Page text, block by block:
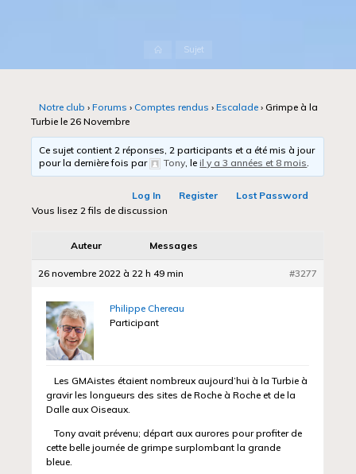
AccueilSujet
Notre club › Forums › Comptes rendus › Escalade › Grimpe à la
Turbie le 26 Novembre
Ce sujet contient 2 réponses, 2 participants et a été mis à jour
pour la dernière fois par
Tony, leil y a 3 années et 8 mois.
Log In Register
Lost Password
Vous lisez 2 fils de discussion
Auteur Messages
26 novembre 2022 à 22 h 49 min #3277
Philippe Chereau
Participant
Les GMAistes étaient nombreux aujourd’hui à la Turbie à
gravir les longueurs des sites de Roche à Roche et de la
Dalle aux Oiseaux.
Tony avait prévenu; départ aux aurores pour profiter de
cette belle journée de grimpe surplombant la grande
bleue.